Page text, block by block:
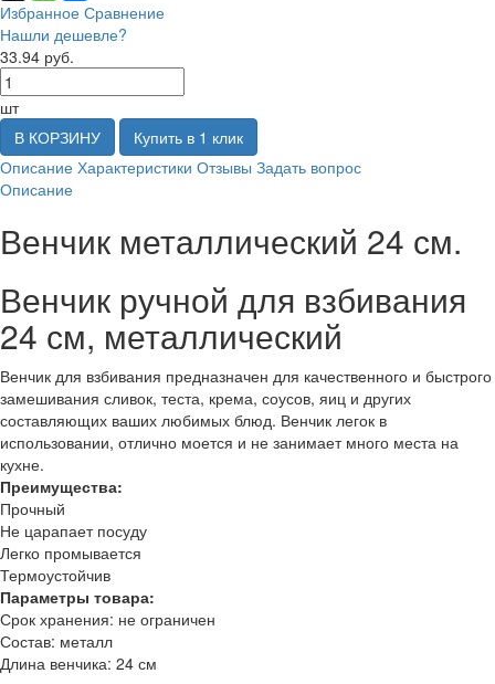
Избранное Сравнение
Нашли дешевле?
33.94 руб.
шт
В КОРЗИНУ
Купить в 1 клик
Описание Характеристики Отзывы Задать вопрос
Описание
Венчик металлический 24 см.
Венчик ручной для взбивания
24 см, металлический
Венчик для взбивания предназначен для качественного и быстрого
замешивания сливок, теста, крема, соусов, яиц и других
составляющих ваших любимых блюд. Венчик легок в
использовании, отлично моется и не занимает много места на
кухне.
Преимущества:
Прочный
Не царапает посуду
Легко промывается
Термоустойчив
Параметры товара:
Срок хранения: не ограничен
Состав: металл
Длина венчика: 24 см